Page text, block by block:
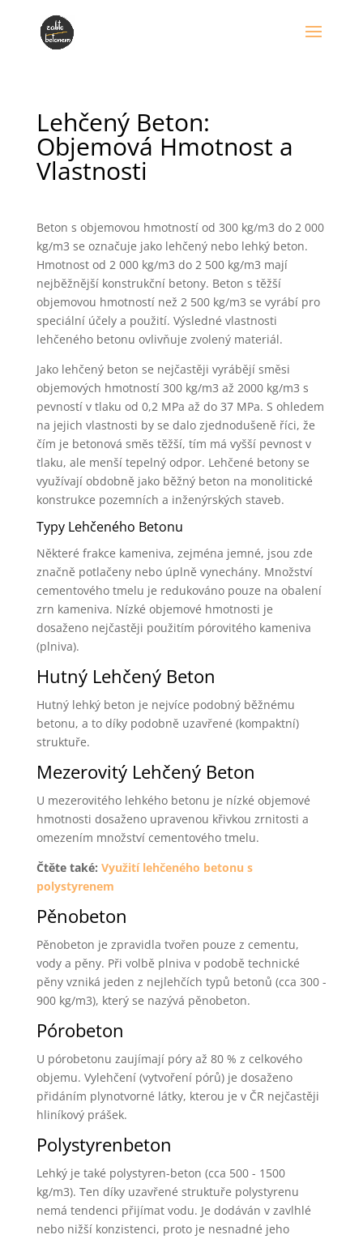
Lehčený Beton:
Objemová Hmotnost a
Vlastnosti
Beton s objemovou hmotností od 300 kg/m3 do 2 000
kg/m3 se označuje jako lehčený nebo lehký beton.
Hmotnost od 2 000 kg/m3 do 2 500 kg/m3 mají
nejběžnější konstrukční betony. Beton s těžší
objemovou hmotností než 2 500 kg/m3 se vyrábí pro
speciální účely a použití. Výsledné vlastnosti
lehčeného betonu ovlivňuje zvolený materiál.
Jako lehčený beton se nejčastěji vyrábějí směsi
objemových hmotností 300 kg/m3 až 2000 kg/m3 s
pevností v tlaku od 0,2 MPa až do 37 MPa. S ohledem
na jejich vlastnosti by se dalo zjednodušeně říci, že
čím je betonová směs těžší, tím má vyšší pevnost v
tlaku, ale menší tepelný odpor. Lehčené betony se
využívají obdobně jako běžný beton na monolitické
konstrukce pozemních a inženýrských staveb.
Typy Lehčeného Betonu
Některé frakce kameniva, zejména jemné, jsou zde
značně potlačeny nebo úplně vynechány. Množství
cementového tmelu je redukováno pouze na obalení
zrn kameniva. Nízké objemové hmotnosti je
dosaženo nejčastěji použitím pórovitého kameniva
(plniva).
Hutný Lehčený Beton
Hutný lehký beton je nejvíce podobný běžnému
betonu, a to díky podobně uzavřené (kompaktní)
struktuře.
Mezerovitý Lehčený Beton
U mezerovitého lehkého betonu je nízké objemové
hmotnosti dosaženo upravenou křivkou zrnitosti a
omezením množství cementového tmelu.
Čtěte také: Využití lehčeného betonu s
polystyrenem
Pěnobeton
Pěnobeton je zpravidla tvořen pouze z cementu,
vody a pěny. Při volbě plniva v podobě technické
pěny vzniká jeden z nejlehčích typů betonů (cca 300 -
900 kg/m3), který se nazývá pěnobeton.
Pórobeton
U pórobetonu zaujímají póry až 80 % z celkového
objemu. Vylehčení (vytvoření pórů) je dosaženo
přidáním plynotvorné látky, kterou je v ČR nejčastěji
hliníkový prášek.
Polystyrenbeton
Lehký je také polystyren-beton (cca 500 - 1500
kg/m3). Ten díky uzavřené struktuře polystyrenu
nemá tendenci přijímat vodu. Je dodáván v zavlhlé
nebo nižší konzistenci, proto je nesnadné jeho